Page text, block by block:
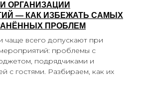
ОРГАНИЗАЦИИ
— КАК ИЗБЕЖАТЬ САМЫХ
ПРОБЛЕМ
чаще всего допускают при
проблемы с
подрядчиками и
с гостями. Разбираем, как их